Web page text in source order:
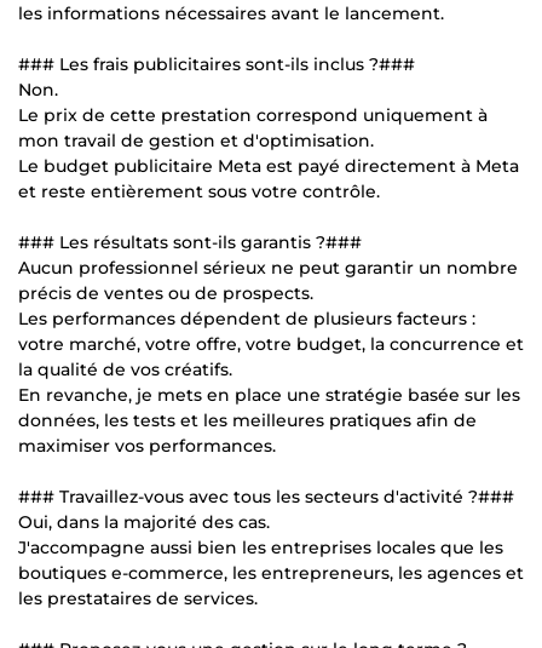
les informations nécessaires avant le lancement.
### Les frais publicitaires sont-ils inclus ?###
Non.
Le prix de cette prestation correspond uniquement à
mon travail de gestion et d'optimisation.
Le budget publicitaire Meta est payé directement à Meta
et reste entièrement sous votre contrôle.
### Les résultats sont-ils garantis ?###
Aucun professionnel sérieux ne peut garantir un nombre
précis de ventes ou de prospects.
Les performances dépendent de plusieurs facteurs :
votre marché, votre offre, votre budget, la concurrence et
la qualité de vos créatifs.
En revanche, je mets en place une stratégie basée sur les
données, les tests et les meilleures pratiques afin de
maximiser vos performances.
### Travaillez-vous avec tous les secteurs d'activité ?###
Oui, dans la majorité des cas.
J'accompagne aussi bien les entreprises locales que les
boutiques e-commerce, les entrepreneurs, les agences et
les prestataires de services.